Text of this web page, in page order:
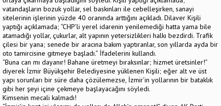
vatandaşların bozuk yollar, sel baskınları ile cebelleşirken, sanayi
sitelerinin işlerinin yüzde 40 oranında arttığını açıkladı. Dilaver Kişili
yaptığı açıklamada; “CHP’li yerel idarenin yenilemediği hatta yama bile
atamadığı yollar, çukurlar, alt yapının yetersizlikleri halkı bezdirdi. Trafik
çilesi bir yana; senede bir aracına bakım yaptıranlar, son yıllarda ayda bir
oto tamircisine gitmeye başladı.” İfadelerini kullandı.
“Buna can mı dayanır! Bahane üretmeyi bıraksınlar; hizmet üretsinler!”
diyerek İzmir Büyükşehir Belediyesine yüklenen Kişili; eğer alt ve üst
yapı sorunları bir süre daha çözülemezse, İzmir’in yollarının bir bataklık
gibi her şeyi içine çekmeye başlayacağını söyledi.
Kimsenin mecali kalmadı!